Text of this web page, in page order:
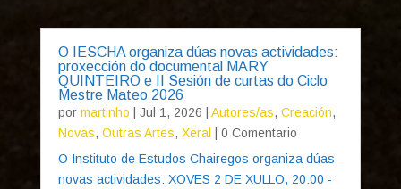
O IESCHA organiza dúas novas actividades:
proxección do documental MARY
QUINTEIRO e II Sesión de curtas do Ciclo
Mestre Mateo 2026
por martinho Jul 1, 2026 Autores/as, Creación,
Novas, Outras Artes, Xeral
| 0 Comentario
O Instituto de Estudos Chairegos organiza dúas
novas actividades: XOVES 2 DE XULLO, 20:00 -